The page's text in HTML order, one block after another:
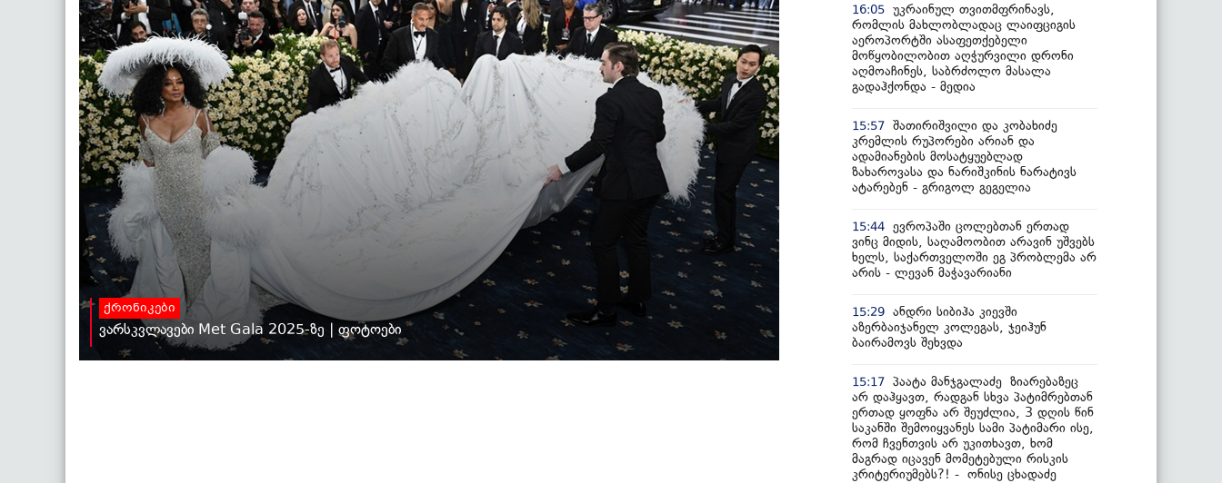
ქრონიკები
ვარსკვლავები Met Gala 2025-ზე | ფოტოები
16:05 უკრაინულ თვითმფრინავს,
რომლის მახლობლადაც ლაიფციგის
აეროპორტში ასაფეთქებელი
მოწყობილობით აღჭურვილი დრონი
აღმოაჩინეს, საბრძოლო მასალა
გადაჰქონდა - მედია
15:57 შათირიშვილი და კობახიძე
კრემლის რუპორები არიან და
ადამიანების მოსატყუებლად
ზახაროვასა და ნარიშკინის ნარატივს
ატარებენ - გრიგოლ გეგელია
15:44 ევროპაში ცოლებთან ერთად
ვინც მიდის, საღამოობით არავინ უშვებს
ხელს, საქართველოში ეგ პრობლემა არ
არის - ლევან მაჭავარიანი
15:29 ანდრი სიბიჰა კიევში
აზერბაიჯანელ კოლეგას, ჯეიჰუნ
ბაირამოვს შეხვდა
15:17 პაატა მანჯგალაძე ზიარებაზეც
არ დაჰყავთ, რადგან სხვა პატიმრებთან
ერთად ყოფნა არ შეუძლია, 3 დღის წინ
საკანში შემოიყვანეს სამი პატიმარი ისე,
რომ ჩვენთვის არ უკითხავთ, ხომ
მაგრად იცავენ მომეტებული რისკის
კრიტერიუმებს?! - ონისე ცხადაძე